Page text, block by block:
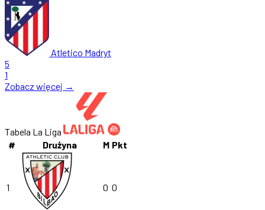
Atletico Madryt
5
1
Zobacz więcej →
Tabela La Liga
#
Drużyna M Pkt
1 0 0